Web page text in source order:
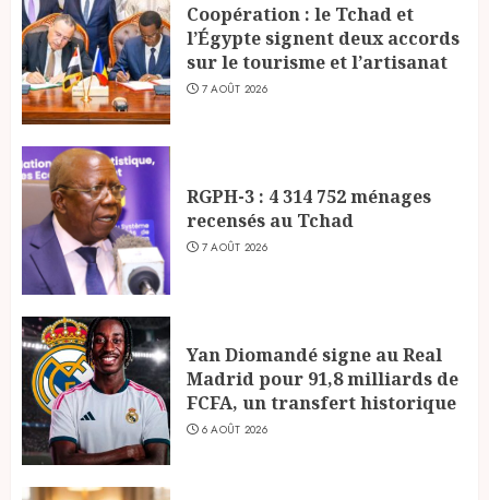
Coopération : le Tchad et
l’Égypte signent deux accords
sur le tourisme et l’artisanat
7 AOÛT 2026
RGPH-3 : 4 314 752 ménages
recensés au Tchad
7 AOÛT 2026
Yan Diomandé signe au Real
Madrid pour 91,8 milliards de
FCFA, un transfert historique
6 AOÛT 2026